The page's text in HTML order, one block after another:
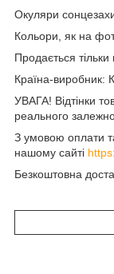
Окуляри
Кольори, як на
Продається тільки
Країна-виробник:
УВАГА! Відтінки
реального
З умовою оплати
нашому сайті
Безкоштовна